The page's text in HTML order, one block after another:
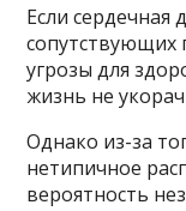
Если сердечная
сопутствующих
угрозы для
жизнь не
Однако из-за
нетипичное
вероятность